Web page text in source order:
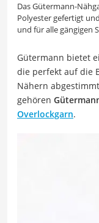
Das Gütermann-
Polyester gefertigt
und für alle gängigen
Gütermann bietet
die perfekt auf die
Nähern
gehören
Overlockgarn.